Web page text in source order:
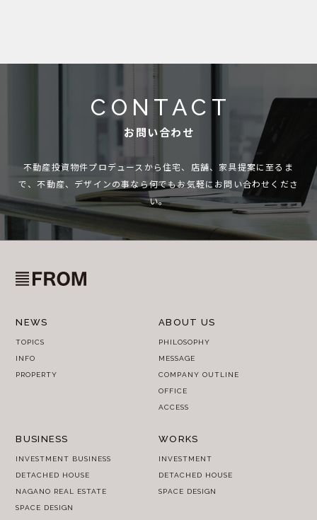
CONTACT
お問い合わせ
不動産投資物件プロデュースから住宅、店舗、家具提案に至るま
で、不動産、デザインの事なら何でもお気軽にお問い合わせくださ
い。
NEWS
TOPICS
INFO
PROPERTY
ABOUT US
PHILOSOPHY
MESSAGE
COMPANY OUTLINE
OFFICE
ACCESS
BUSINESS
INVESTMENT BUSINESS
DETACHED HOUSE
NAGANO REAL ESTATE
SPACE DESIGN
WORKS
INVESTMENT
DETACHED HOUSE
SPACE DESIGN